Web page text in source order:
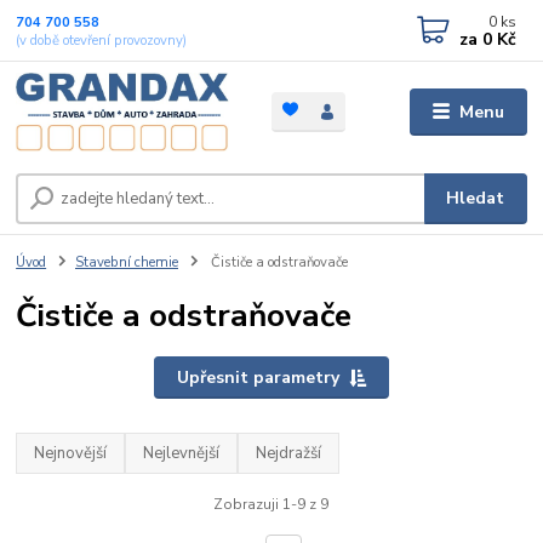
Menu
Hledat
704 700 558
(v době otevření provozovny)
0 ks
za 0 Kč
Úvod Stavební chemie Čističe a odstraňovače
Čističe a odstraňovače
Upřesnit parametry
Nejnovější Nejlevnější Nejdražší
Zobrazuji 1-9 z 9